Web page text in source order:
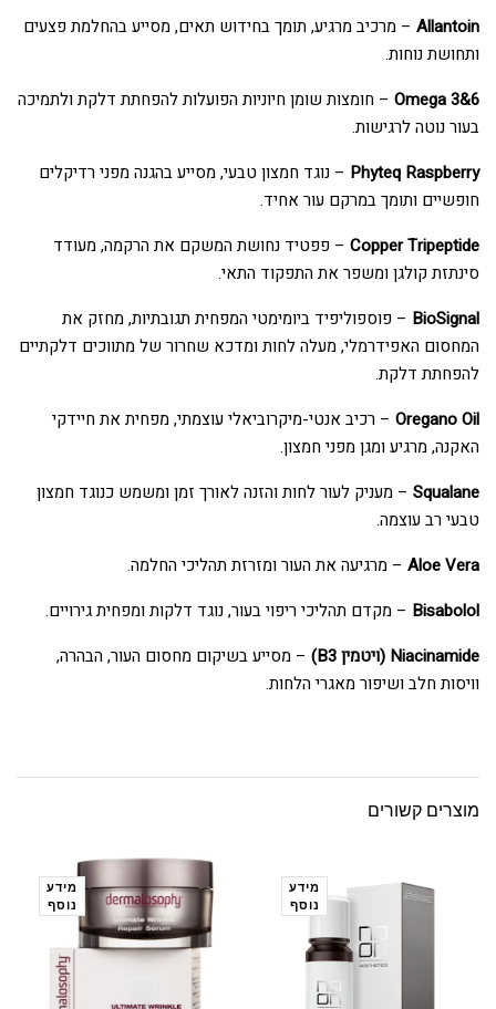
Allantoin – מרכיב מרגיע, תומך בחידוש תאים, מסייע בהחלמת פצעים
ותחושת נוחות.
Omega 3&6 – חומצות שומן חיוניות הפועלות להפחתת דלקת ולתמיכה
בעור נוטה לרגישות.
Phyteq Raspberry – נוגד חמצון טבעי, מסייע בהגנה מפני רדיקלים
חופשיים ותומך במרקם עור אחיד.
Copper Tripeptide – פפטיד נחושת המשקם את הרקמה, מעודד
סינתזת קולגן ומשפר את התפקוד התאי.
BioSignal – פוספוליפיד ביומימטי המפחית תגובתיות, מחזק את
המחסום האפידרמלי, מעלה לחות ומדכא שחרור של מתווכים דלקתיים
להפחתת דלקת.
Oregano Oil – רכיב אנטי-מיקרוביאלי עוצמתי, מפחית את חיידקי
האקנה, מרגיע ומגן מפני חמצון.
Squalane – מעניק לעור לחות והזנה לאורך זמן ומשמש כנוגד חמצון
טבעי רב עוצמה.
Aloe Vera – מרגיעה את העור ומזרזת תהליכי החלמה.
Bisabolol – מקדם תהליכי ריפוי בעור, נוגד דלקות ומפחית גירויים.
Niacinamide (ויטמין B3)
– מסייע בשיקום מחסום העור, הבהרה,
וויסות חלב ושיפור מאגרי הלחות.
מוצרים קשורים
מידע
נוסף
מידע
נוסף